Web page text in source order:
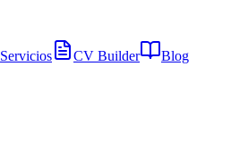
Servicios CV Builder Blog